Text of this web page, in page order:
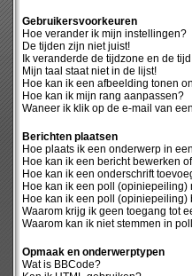
Gebruikersvoorkeuren
Hoe verander ik mijn instellingen?
De tijden zijn niet juist!
Ik veranderde de tijdzone en de
Mijn taal staat niet in de lijst!
Hoe kan ik een afbeelding tonen
Hoe kan ik mijn rang aanpassen?
Waneer ik klik op de e-mail van
Berichten plaatsen
Hoe plaats ik een onderwerp in
Hoe kan ik een bericht bewerken
Hoe kan ik een onderschrift
Hoe kan ik een poll (opiniepeiling)
Hoe kan ik een poll (opiniepeiling)
Waarom krijg ik geen toegang tot
Waarom kan ik niet stemmen in
Opmaak en onderwerptypen
Wat is BBCode?